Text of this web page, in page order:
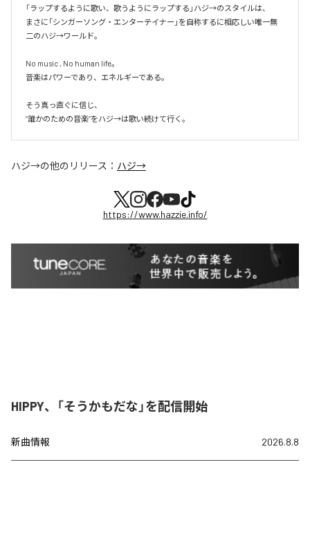
「ラップするように歌い、歌うようにラップする」ハジ→のスタイルは、
まさに「シンガーソング・エンターテイナー」を自称するに相応しい唯一無
二のハジ→ワールド。
No music , No human life。
音楽はパワーであり、エネルギーである。
そう真っ直ぐに信じ、
ハジ→の他のリリース： ハジ→
https://www.hazzie.info/
HIPPY、「そうかもだな」を配信開始
新曲情報 2026.8.8